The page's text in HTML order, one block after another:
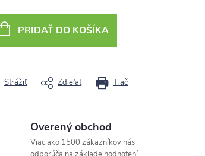
PRIDAŤ DO KOŠÍKA
Tlač
Strážiť Zdieľať
Overený obchod
Viac ako 1500 zákazníkov nás